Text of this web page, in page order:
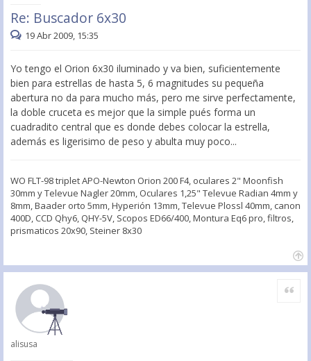
Re: Buscador 6x30
19 Abr 2009, 15:35
Yo tengo el Orion 6x30 iluminado y va bien, suficientemente
bien para estrellas de hasta 5, 6 magnitudes su pequeña
abertura no da para mucho más, pero me sirve perfectamente,
la doble cruceta es mejor que la simple pués forma un
cuadradito central que es donde debes colocar la estrella,
además es ligerisimo de peso y abulta muy poco...
WO FLT-98 triplet APO-Newton Orion 200 F4, oculares 2" Moonfish
30mm y Televue Nagler 20mm, Oculares 1,25" Televue Radian 4mm y
8mm, Baader orto 5mm, Hyperión 13mm, Televue Plossl 40mm, canon
400D, CCD Qhy6, QHY-5V, Scopos ED66/400, Montura Eq6 pro, filtros,
prismaticos 20x90, Steiner 8x30
alisusa
Citar